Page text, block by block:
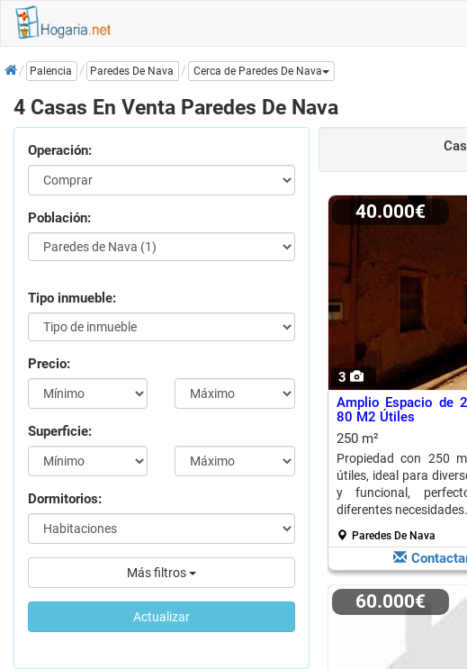
InicioPalencia Paredes De Nava Cerca de Paredes De Nava
4 Casas En Venta Paredes De Nava
Operación:
Población:
Tipo inmueble:
Precio:
Superficie:
Dormitorios:
Más filtros
Actualizar
3
40.000€
Amplio Espacio de
80 M2 Útiles
250 m²
Propiedad con 250
útiles, ideal para
y funcional,
diferentes necesidades.
Paredes De Nava
60.000€